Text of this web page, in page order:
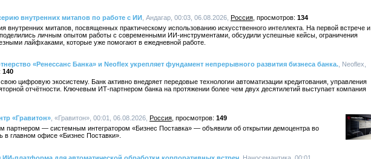
внутренних митапов по работе с ИИ , Андагар, 00:03, 06.08.2026, Россия
134
внутренних митапов, посвященных практическому использованию искусственного интеллекта. На первой встрече и
поделились личным опытом работы с современными ИИ-инструментами, обсудили успешные кейсы, ограничения
лайфхаками, которые уже помогают в ежедневной работе.
«Ренессанс Банка» и Neoflex укрепляет фундамент непрерывного развития бизнеса банка. , Neoflex,
140
цифровую экосистему. Банк активно внедряет передовые технологии автоматизации кредитования, управления
отчётности. Ключевым ИТ-партнером банка на протяжении более чем двух десятилетий выступает компания
«Гравитон» , «Гравитон», 00:01, 06.08.2026, Россия
149
партнером — системным интегратором «Бизнес Поставка» — объявили об открытии демоцентра во
в главном офисе «Бизнес Поставки».